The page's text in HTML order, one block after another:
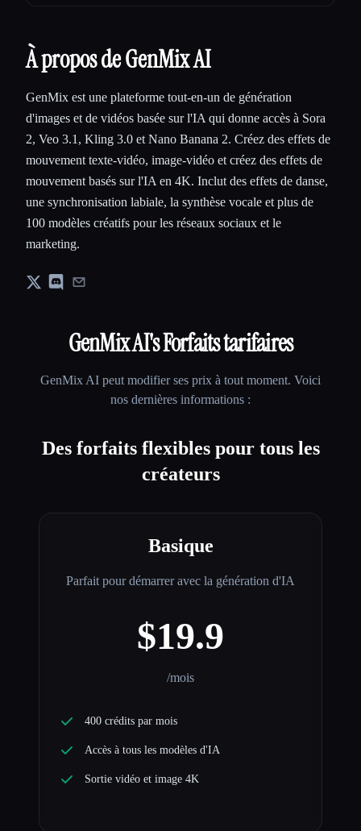
À propos de GenMix AI
GenMix est une plateforme tout-en-un de génération
d'images et de vidéos basée sur l'IA qui donne accès à Sora
2, Veo 3.1, Kling 3.0 et Nano Banana 2. Créez des effets de
mouvement texte-vidéo, image-vidéo et créez des effets de
mouvement basés sur l'IA en 4K. Inclut des effets de danse,
une synchronisation labiale, la synthèse vocale et plus de
100 modèles créatifs pour les réseaux sociaux et le
marketing.
GenMix AI's Forfaits tarifaires
GenMix AI peut modifier ses prix à tout moment. Voici
nos dernières informations :
Des forfaits flexibles pour tous les
créateurs
Basique
Parfait pour démarrer avec la génération d'IA
$19.9
/mois
400 crédits par mois
Accès à tous les modèles d'IA
Sortie vidéo et image 4K